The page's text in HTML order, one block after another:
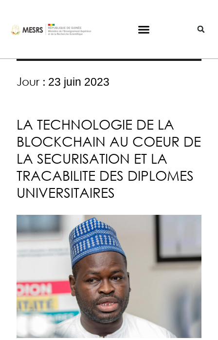
Jour : 23 juin 2023
LA TECHNOLOGIE DE LA
BLOCKCHAIN AU COEUR DE
LA SECURISATION ET LA
TRACABILITE DES DIPLOMES
UNIVERSITAIRES